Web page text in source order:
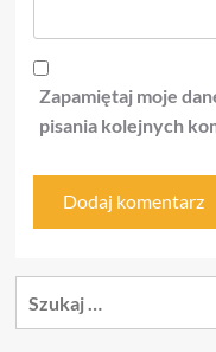
Zapamiętaj moje
pisania kolejnych